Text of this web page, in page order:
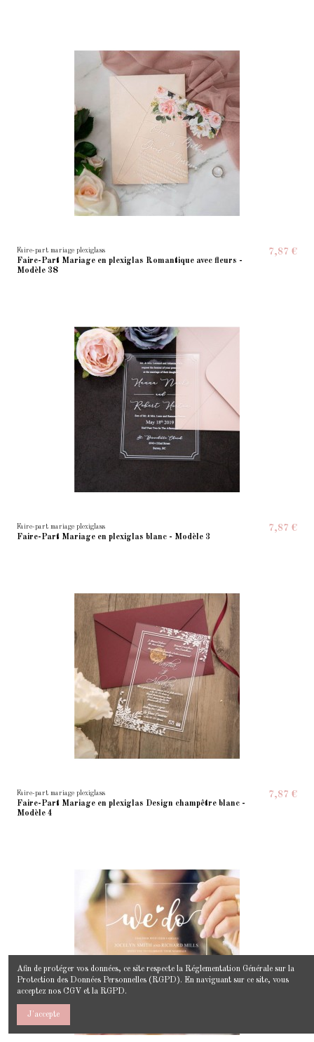
Faire-part mariage plexiglass
Faire-Part Mariage en plexiglas Romantique avec fleurs -
Modèle 38
7,87 €
Faire-part mariage plexiglass
Faire-Part Mariage en plexiglas blanc - Modèle 3
7,87 €
Faire-part mariage plexiglass
Faire-Part Mariage en plexiglas Design champêtre blanc -
Modèle 4
7,87 €
Afin de protéger vos données, ce site respecte la Réglementation Générale sur la
Protection des Données Personnelles (RGPD). En naviguant sur ce site, vous
acceptez nos CGV et la RGPD.
J'accepte